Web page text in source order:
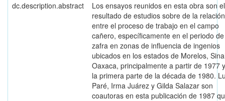
dc.description.abstract
Los ensayos reunidos en esta obra son el
resultado de estudios sobre de la relación
entre el proceso de trabajo en el campo
cañero, específicamente en el periodo
zafra en zonas de influencia de ingenios
ubicados en los estados de Morelos,
Oaxaca, principalmente a partir de 1977
la primera parte de la década de 1980.
Paré, Irma Juárez y Gilda Salazar son
coautoras en esta publicación de 1987